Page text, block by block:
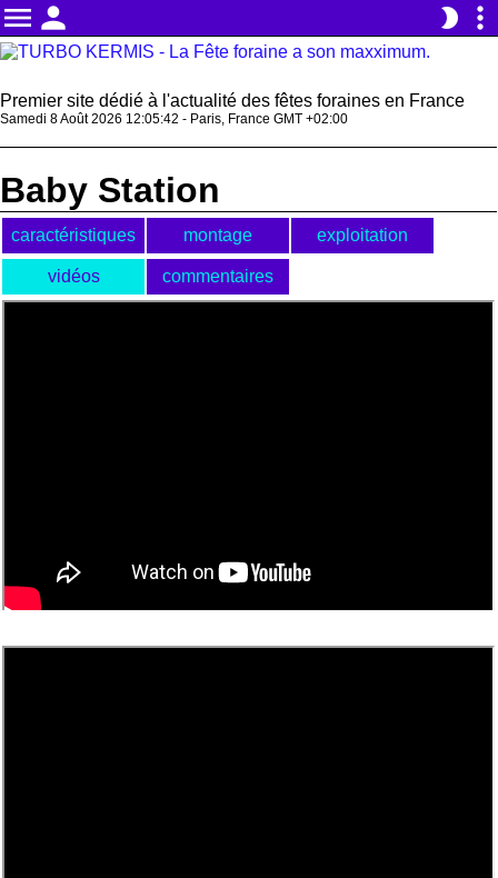
menu person brightness_2 more_vert
Premier site dédié à l'actualité des fêtes foraines en France
Samedi 8 Août 2026 12:05:42 - Paris, France GMT +02:00
Baby Station
caractéristiques montage exploitation
vidéos commentaires